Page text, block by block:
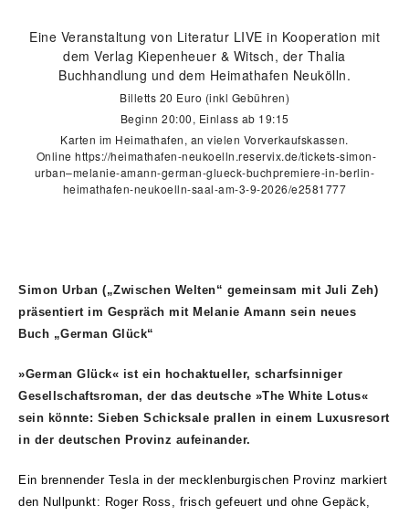
Eine Veranstaltung von Literatur LIVE in Kooperation mit
dem Verlag Kiepenheuer & Witsch, der Thalia
Buchhandlung und dem Heimathafen Neukölln.
Billetts 20 Euro (inkl Gebühren)
Beginn 20:00, Einlass ab 19:15
Karten im Heimathafen, an vielen Vorverkaufskassen.
Online https://heimathafen-neukoelln.reservix.de/tickets-simon-
urban–melanie-amann-german-glueck-buchpremiere-in-berlin-
heimathafen-neukoelln-saal-am-3-9-2026/e2581777
Simon Urban („Zwischen Welten“ gemeinsam mit Juli Zeh)
präsentiert im Gespräch mit Melanie Amann sein neues
Buch „German Glück“
»German Glück« ist ein hochaktueller, scharfsinniger
Gesellschaftsroman, der das deutsche »The White Lotus«
sein könnte: Sieben Schicksale prallen in einem Luxusresort
in der deutschen Provinz aufeinander.
Ein brennender Tesla in der mecklenburgischen Provinz markiert
den Nullpunkt: Roger Ross, frisch gefeuert und ohne Gepäck,